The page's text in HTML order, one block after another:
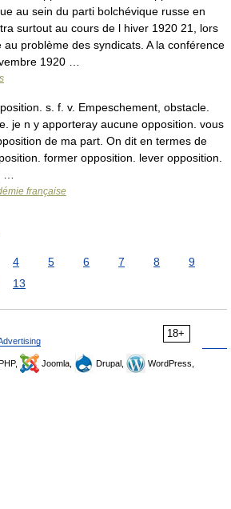
au sein du parti bolchévique russe en
surtout au cours de l hiver 1920 21, lors
problème des syndicats. A la conférence
1920 …
s. f. v. Empeschement, obstacle.
je n y apporteray aucune opposition. vous
de ma part. On dit en termes de
former opposition. lever opposition.
française
4 5 6 7 8
9
13
18+
Joomla, Drupal,
WordPress,